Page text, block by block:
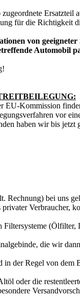
für die Richtigkeit
von
Automobil
EU-Kommission
vor
haben wir bis jetzt
Rechnung) bei uns
Verbraucher,
Filtersysteme
die wir
der Regel von dem
oder die